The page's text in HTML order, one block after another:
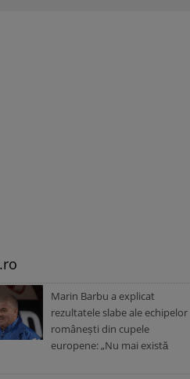
Marin Barbu a explicat
rezultatele slabe ale echipelor
românești din cupele
europene: „Nu mai există